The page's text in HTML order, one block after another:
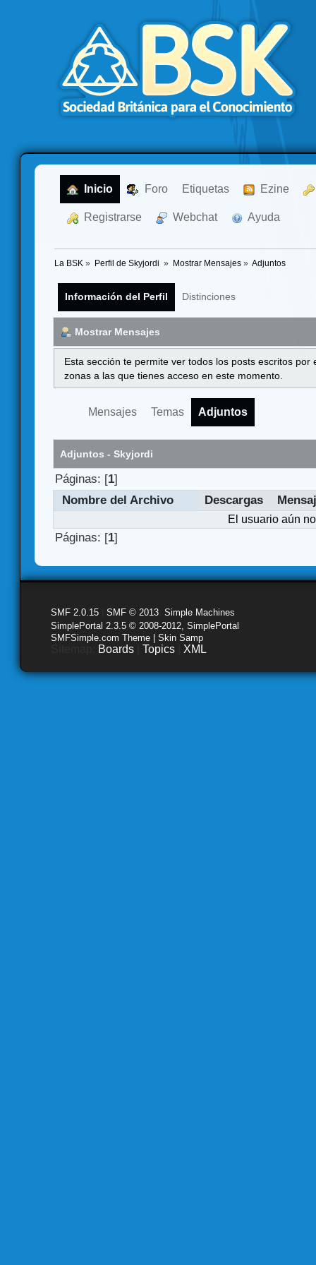
Inicio Foro Etiquetas Ezine
Registrarse Webchat Ayuda
La BSK » Perfil de Skyjordi » Mostrar Mensajes» Adjuntos
Información del Perfil Distinciones
Mostrar Mensajes
Esta sección te permite ver todos los posts escritos
zonas a las que tienes acceso en este momento.
Mensajes Temas Adjuntos
Adjuntos - Skyjordi
Páginas: [1]
Nombre del Archivo
Descargas
El usuario aún
Páginas: [1]
SMF 2.0.15 SMF © 2013 Simple Machines
SimplePortal 2.3.5 © 2008-2012, SimplePortal
SMFSimple.com Theme | Skin Samp
Boards Topics XML